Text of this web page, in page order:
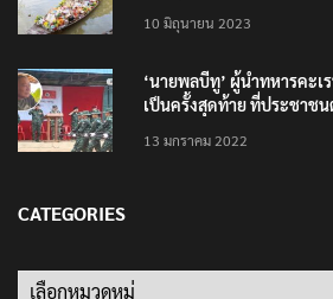
10 มิถุนายน 2023
‘นายพลบีทู’ ผู้นำทหารคะเ
เป็นครั้งสุดท้าย ที่ประชาช
13 มกราคม 2022
CATEGORIES
Categories